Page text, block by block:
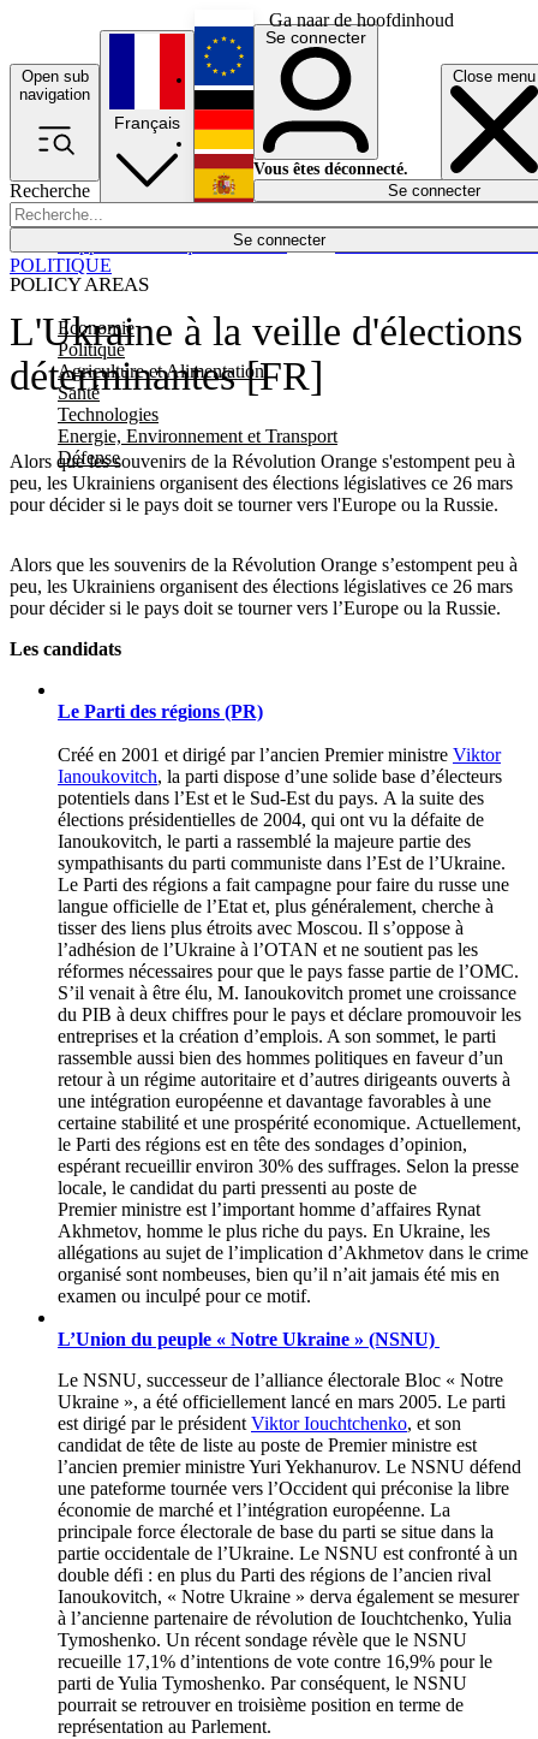
Ga naar de hoofdinhoud
Open sub
navigation
Close menu
Recherche
Se connecter
POLICY AREAS
Economie
Politique
Agriculture et Alimentation
Santé
Technologies
Energie, Environnement et Transport
Défense
Économie
Français
English
Deutsch
Español
Se connecter
Vous êtes déconnecté.
Se connecter
L'Ukraine à la veille d'élections
déterminantes [FR]
Alors que les souvenirs de la Révolution Orange s'estompent peu à
peu, les Ukrainiens organisent des élections législatives ce 26 mars
pour décider si le pays doit se tourner vers l'Europe ou la Russie.
POLITIQUE
Alors que les souvenirs de la Révolution Orange s’estompent peu à
peu, les Ukrainiens organisent des élections législatives ce 26 mars
pour décider si le pays doit se tourner vers l’Europe ou la Russie.
Les candidats
Le Parti des régions (PR)
Créé en 2001 et dirigé par l’ancien Premier ministre Viktor
Ianoukovitch, la parti dispose d’une solide base d’électeurs
potentiels dans l’Est et le Sud-Est du pays. A la suite des
élections présidentielles de 2004, qui ont vu la défaite de
Ianoukovitch, le parti a rassemblé la majeure partie des
sympathisants du parti communiste dans l’Est de l’Ukraine.
Le Parti des régions a fait campagne pour faire du russe une
langue officielle de l’Etat et, plus généralement, cherche à
tisser des liens plus étroits avec Moscou. Il s’oppose à
l’adhésion de l’Ukraine à l’OTAN et ne soutient pas les
réformes nécessaires pour que le pays fasse partie de l’OMC.
S’il venait à être élu, M. Ianoukovitch promet une croissance
du PIB à deux chiffres pour le pays et déclare promouvoir les
entreprises et la création d’emplois. A son sommet, le parti
rassemble aussi bien des hommes politiques en faveur d’un
retour à un régime autoritaire et d’autres dirigeants ouverts à
une intégration européenne et davantage favorables à une
certaine stabilité et une prospérité economique. Actuellement,
le Parti des régions est en tête des sondages d’opinion,
espérant recueillir environ 30% des suffrages. Selon la presse
locale, le candidat du parti pressenti au poste de
Premier ministre est l’important homme d’affaires Rynat
Akhmetov, homme le plus riche du pays. En Ukraine, les
allégations au sujet de l’implication d’Akhmetov dans le crime
organisé sont nombeuses, bien qu’il n’ait jamais été mis en
examen ou inculpé pour ce motif.
L’Union du peuple « Notre Ukraine » (NSNU)
Le NSNU, successeur de l’alliance électorale Bloc « Notre
Ukraine », a été officiellement lancé en mars 2005. Le parti
est dirigé par le président Viktor Iouchtchenko, et son
candidat de tête de liste au poste de Premier ministre est
l’ancien premier ministre Yuri Yekhanurov. Le NSNU défend
une pateforme tournée vers l’Occident qui préconise la libre
économie de marché et l’intégration européenne. La
principale force électorale de base du parti se situe dans la
partie occidentale de l’Ukraine. Le NSNU est confronté à un
double défi : en plus du Parti des régions de l’ancien rival
Ianoukovitch, « Notre Ukraine » derva également se mesurer
à l’ancienne partenaire de révolution de Iouchtchenko, Yulia
Tymoshenko. Un récent sondage révèle que le NSNU
recueille 17,1% d’intentions de vote contre 16,9% pour le
parti de Yulia Tymoshenko. Par conséquent, le NSNU
pourrait se retrouver en troisième position en terme de
représentation au Parlement.